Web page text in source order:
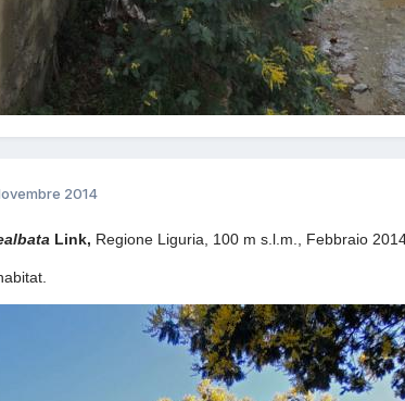
2014
Link, Regione Liguria, 100 m s.l.m., Febbraio